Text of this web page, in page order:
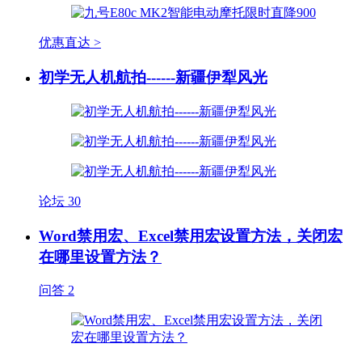
优惠直达 >
初学无人机航拍------新疆伊犁风光
论坛 30
Word禁用宏、Excel禁用宏设置方法，关闭宏
在哪里设置方法？
问答 2